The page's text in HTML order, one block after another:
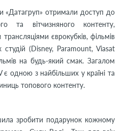
«Датагруп» отримали доступ до
та вітчизняного контенту,
єврокубків, фільмів
студій (Disney, Paramount, Viasat
на будь-який смак. Загалом
є одною з найбільших у країні та
топового контенту.
зробити подарунок кожному